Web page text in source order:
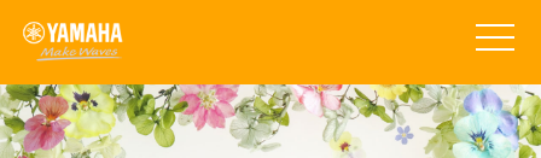
t
o
g
l
e
n